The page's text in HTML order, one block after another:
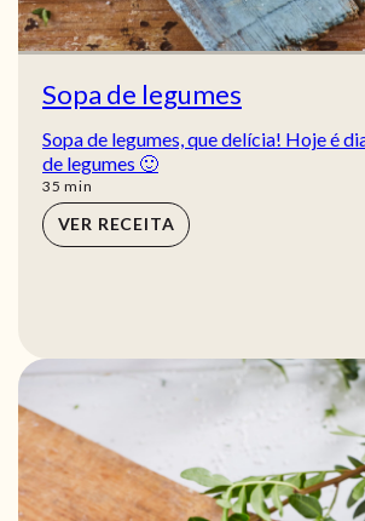
Sopa de legumes
Sopa de legumes, que delícia! Hoje é
de legumes 🙂
35 min
min
VER RECEITA